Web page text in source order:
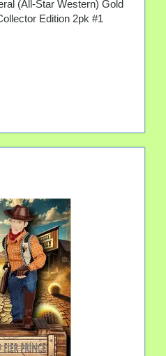
(All-Star Western) Gold
Edition 2pk #1